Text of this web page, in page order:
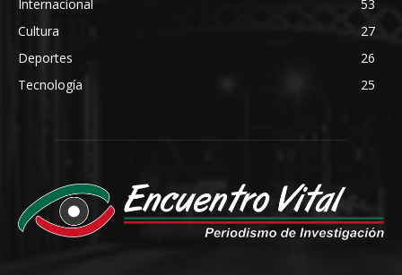
Internacional
53
Cultura
27
Deportes
26
Tecnología
25